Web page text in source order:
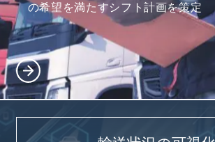
の希望を満たすシフト計画を策定